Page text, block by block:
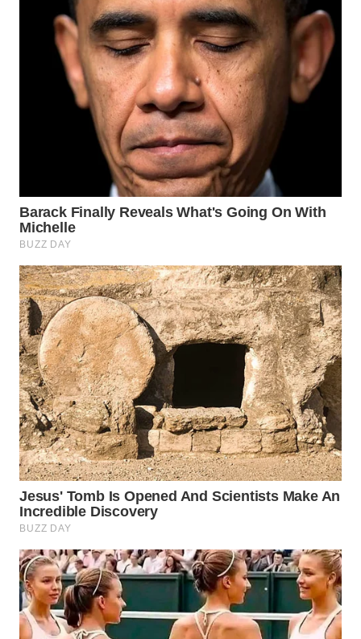
MANDALIKA
WN
LIKUPANG
Wahana
Group
WAHANA
NEWS
WAHANA
TANI
WAHANA
ADVOKAT
WAHANA
INFRASTRUKTUR
WAHANA
KONSUMEN
WAHANA
LISTRIK